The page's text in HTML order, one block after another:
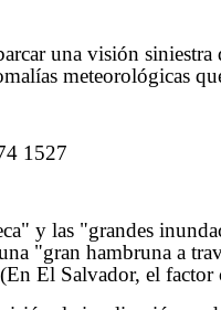
una visión
meteorológicas
y las "grandes
"gran hambruna a
El Salvador, el